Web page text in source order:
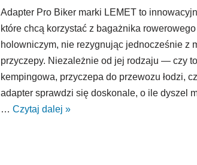
Adapter Pro Biker marki LEMET to
które chcą korzystać z bagażnika
holowniczym, nie rezygnując jednocześnie z
przyczepy. Niezależnie od jej rodzaju — czy
kempingowa, przyczepa do przewozu łodzi,
adapter sprawdzi się doskonale, o ile dyszel
… Czytaj dalej »